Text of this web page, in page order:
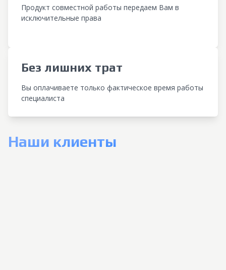
Продукт совместной работы передаем Вам в
исключительные права
Без лишних трат
Вы оплачиваете только фактическое время работы
специалиста
Наши клиенты